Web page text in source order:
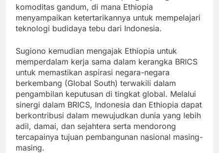
komoditas gandum, di mana Ethiopia
menyampaikan ketertarikannya untuk mempelajari
teknologi budidaya tebu dari Indonesia.
Sugiono kemudian mengajak Ethiopia untuk
memperdalam kerja sama dalam kerangka BRICS
untuk memastikan aspirasi negara-negara
berkembang (Global South) terwakili dalam
pengambilan keputusan di tingkat global. Melalui
sinergi dalam BRICS, Indonesia dan Ethiopia dapat
berkontribusi dalam mewujudkan dunia yang lebih
adil, damai, dan sejahtera serta mendorong
tercapainya tujuan pembangunan nasional masing-
masing.